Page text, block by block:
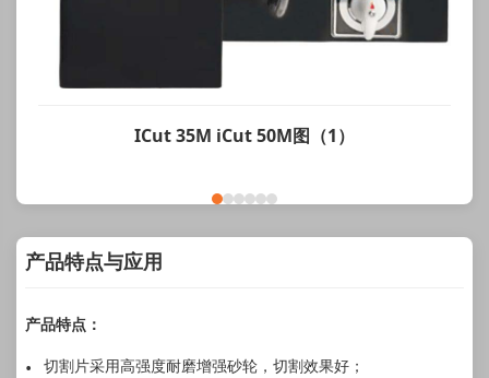
ICut 35M iCut 50M图（1）
产品特点与应用
产品特点：
切割片采用高强度耐磨增强砂轮，切割效果好；